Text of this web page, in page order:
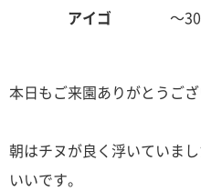
アイゴ
～
本日もご来園ありがとうござ
朝はチヌが良く浮いていま
いいです。